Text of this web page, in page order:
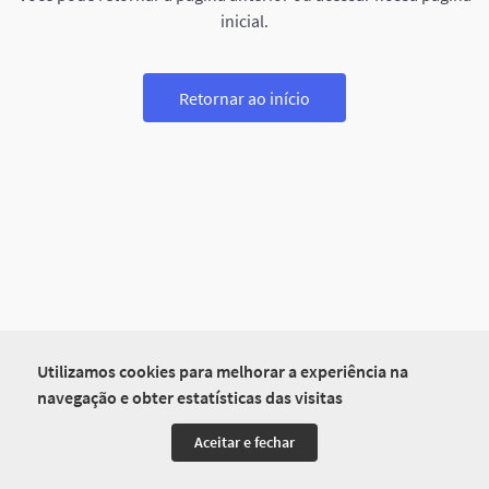
Utilizamos cookies para melhorar a experiência na
navegação e obter estatísticas das visitas
Aceitar e fechar
inicial.
Retornar ao início